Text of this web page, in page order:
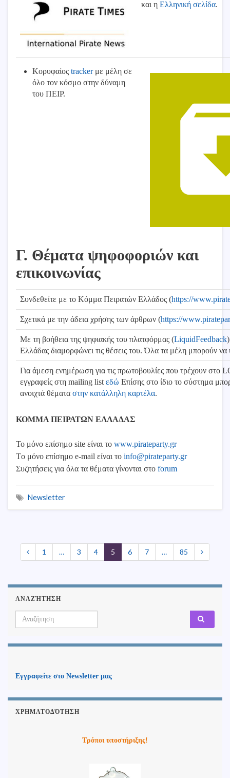
και η Ελληνική σελίδα.
Κορυφαίος trackerμε μέλη σε
όλο τον κόσμο στην δύναμη
του ΠΕΙΡ.
Γ. Θέματα ψηφοφοριών και
επικοινωνίας
Συνδεθείτε με το Κόμμα Πειρατών Ελλάδος (https://
Σχετικά με την άδεια χρήσης των άρθρων (https://
Με τη βοήθεια της ψηφιακής του πλατφόρμας (LiquidFeedback
Ελλάδας διαμορφώνει τις θέσεις του. Όλα τα μέλη μπορούν
Για άμεση ενημέρωση για τις πρωτοβουλίες που τρέχουν στο
εγγραφείς στη mailing list εδώ Επίσης στο ίδιο το σύστημα
ανοιχτά θέματα στην κατάλληλη καρτέλα.
ΚΟΜΜΑ ΠΕΙΡΑΤΩΝ ΕΛΛΑΔΑΣ
Το μόνο επίσημο site είναι το www.pirateparty.gr
Tο μόνο επίσημο e-mail είναι το info@pirateparty.gr
Συζητήσεις για όλα τα θέματα γίνονται στο forum
Newsletter
1 … 3 4 5 6 7 … 85
ΑΝΑΖΉΤΗΣΗ
Search for:
Εγγραφείτε στο Newsletter μας
ΧΡΗΜΑΤΟΔΌΤΗΣΗ
Τρόποι υποστήριξης!